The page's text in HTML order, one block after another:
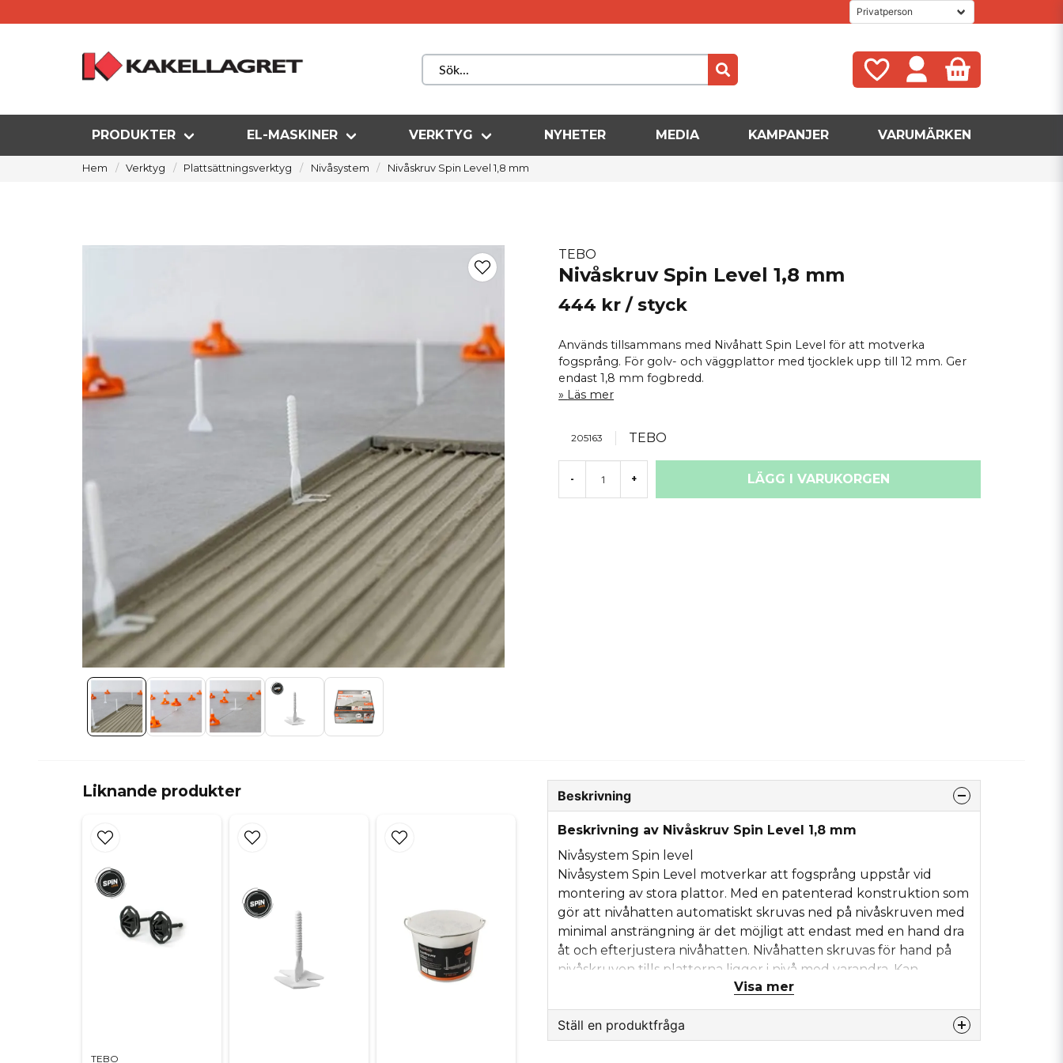
PRODUKTER EL-MASKINER VERKTYG NYHETER MEDIA KAMPANJER VARUMÄRKEN
Hem Verktyg Plattsättningsverktyg Nivåsystem Nivåskruv Spin Level 1,8 mm
TEBO
Nivåskruv Spin Level 1,8 mm
444 kr / styck
Används tillsammans med Nivåhatt Spin Level för att motverka
fogsprång. För golv- och väggplattor med tjocklek upp till 12 mm. Ger
endast 1,8 mm fogbredd.
Läs mer
205163 TEBO
- + LÄGG I VARUKORGEN
Liknande produkter
TEBO
Beskrivning
Beskrivning av Nivåskruv Spin Level 1,8 mm
Nivåsystem Spin level
Nivåsystem Spin Level motverkar att fogsprång uppstår vid
montering av stora plattor. Med en patenterad konstruktion som
gör att nivåhatten automatiskt skruvas ned på nivåskruven med
minimal ansträngning är det möjligt att endast med en hand dra
åt och efterjustera nivåhatten. Nivåhatten skruvas för hand på
nivåskruven tills plattorna ligger i nivå med varandra. Kan
efterjusteras vid behov. Kräver inget monteringsverktyg. Kan inte
återanvändas.
Spin Level monteras snabbt utan monteringsverktyg och med
Visa mer
Ställ en produktfråga